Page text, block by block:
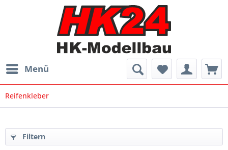
Menü
Reifenkleber
Filtern